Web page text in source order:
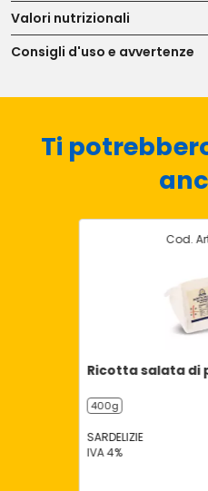
Valori nutrizionali
Consigli d'uso e avvertenze
Ti
Cod.
Ricotta salata di
400g
SARDELIZIE
IVA 4%